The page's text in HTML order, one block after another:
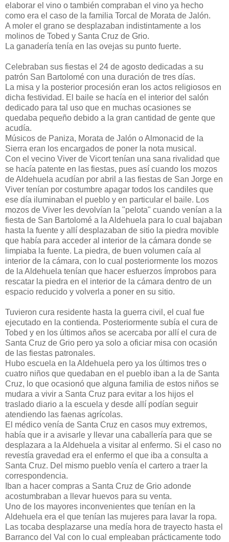
elaborar el vino o también compraban el vino ya hecho
como era el caso de la familia Torcal de Morata de Jalón.
A moler el grano se desplazaban indistintamente a los
molinos de Tobed y Santa Cruz de Grio.
La ganadería tenía en las ovejas su punto fuerte.
Celebraban sus fiestas el 24 de agosto dedicadas a su
patrón San Bartolomé con una duración de tres días.
La misa y la posterior procesión eran los actos religiosos en
dicha festividad. El baile se hacía en el interior del salón
dedicado para tal uso que en muchas ocasiones se
quedaba pequeño debido a la gran cantidad de gente que
acudía.
Músicos de Paniza, Morata de Jalón o Almonacid de la
Sierra eran los encargados de poner la nota musical.
Con el vecino Viver de Vicort tenían una sana rivalidad que
se hacía patente en las fiestas, pues así cuando los mozos
de Aldehuela acudían por abril a las fiestas de San Jorge en
Viver tenían por costumbre apagar todos los candiles que
ese día iluminaban el pueblo y en particular el baile. Los
mozos de Viver les devolvían la "pelota" cuando venían a la
fiesta de San Bartolomé a la Aldehuela para lo cual bajaban
hasta la fuente y allí desplazaban de sitio la piedra movible
que había para acceder al interior de la cámara donde se
limpiaba la fuente. La piedra, de buen volumen caía al
interior de la cámara, con lo cual posteriormente los mozos
de la Aldehuela tenían que hacer esfuerzos ímprobos para
rescatar la piedra en el interior de la cámara dentro de un
espacio reducido y volverla a poner en su sitio.
Tuvieron cura residente hasta la guerra civil, el cual fue
ejecutado en la contienda. Posteriormente subía el cura de
Tobed y en los últimos años se acercaba por allí el cura de
Santa Cruz de Grio pero ya solo a oficiar misa con ocasión
de las fiestas patronales.
Hubo escuela en la Aldehuela pero ya los últimos tres o
cuatro niños que quedaban en el pueblo iban a la de Santa
Cruz, lo que ocasionó que alguna familia de estos niños se
mudara a vivir a Santa Cruz para evitar a los hijos el
traslado diario a la escuela y desde allí podían seguir
atendiendo las faenas agrícolas.
El médico venía de Santa Cruz en casos muy extremos,
había que ir a avisarle y llevar una caballería para que se
desplazara a la Aldehuela a visitar al enfermo. Si el caso no
revestía gravedad era el enfermo el que iba a consulta a
Santa Cruz. Del mismo pueblo venía el cartero a traer la
correspondencia.
Iban a hacer compras a Santa Cruz de Grio adonde
acostumbraban a llevar huevos para su venta.
Uno de los mayores inconvenientes que tenían en la
Aldehuela era el que tenían las mujeres para lavar la ropa.
Las tocaba desplazarse una medía hora de trayecto hasta el
Barranco del Val con lo cual empleaban prácticamente todo